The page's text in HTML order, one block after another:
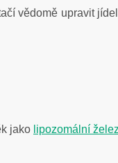
vědomě upravit
jako lipozomální